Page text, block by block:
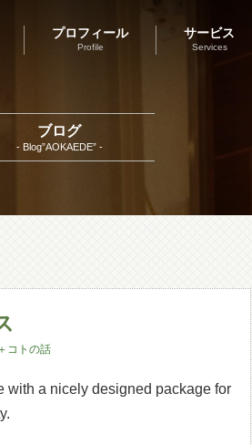
プロフィール
Profile
サービス
Services
ブログ
- Blog”AOKAEDE” -
コトの話
with a nicely designed package for